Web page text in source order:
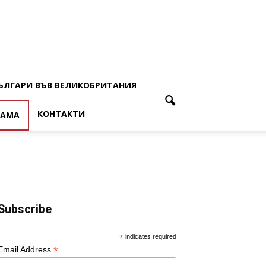
ВЪВ ВЕЛИКОБРИТАНИЯ
КОНТАКТИ
* indicates required
Address *